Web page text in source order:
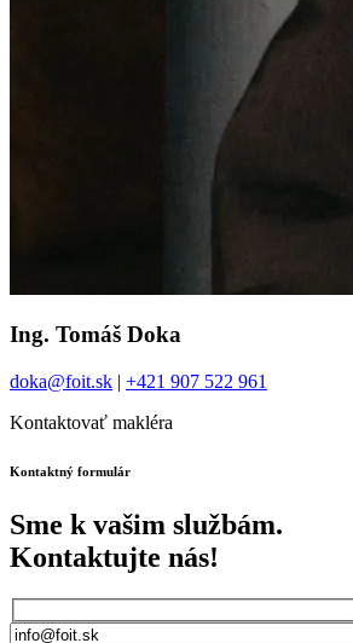
Ing. Tomáš Doka
doka@foit.sk | +421 907 522 961
Kontaktovať makléra
Kontaktný formulár
Sme k vašim službám.
Kontaktujte nás!